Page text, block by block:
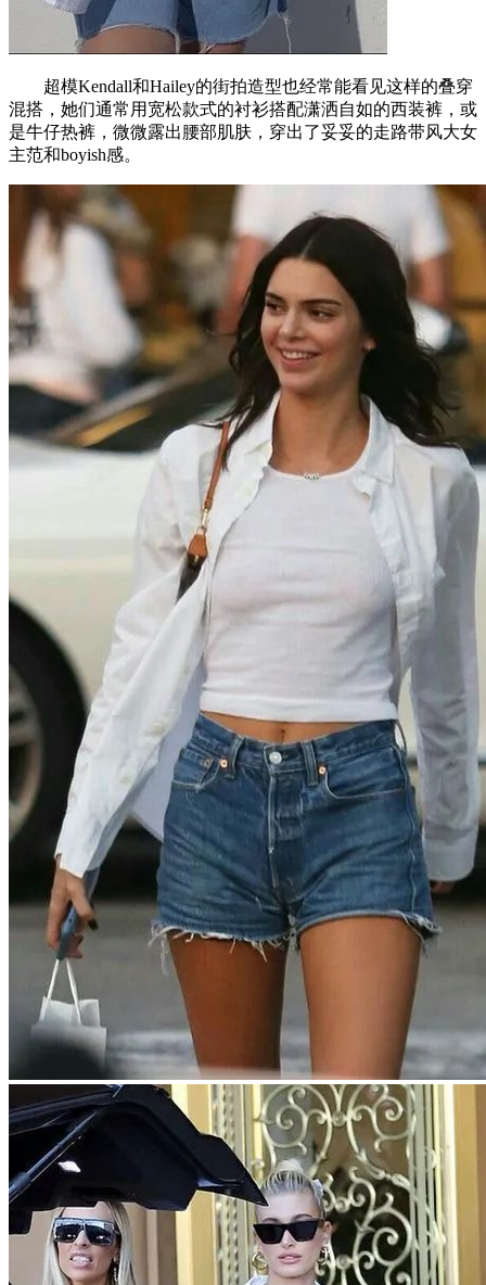
超模Kendall和Hailey的街拍造型也经常能看见这样的叠穿
混搭，她们通常用宽松款式的衬衫搭配潇洒自如的西装裤，或
是牛仔热裤，微微露出腰部肌肤，穿出了妥妥的走路带风大女
主范和boyish感。